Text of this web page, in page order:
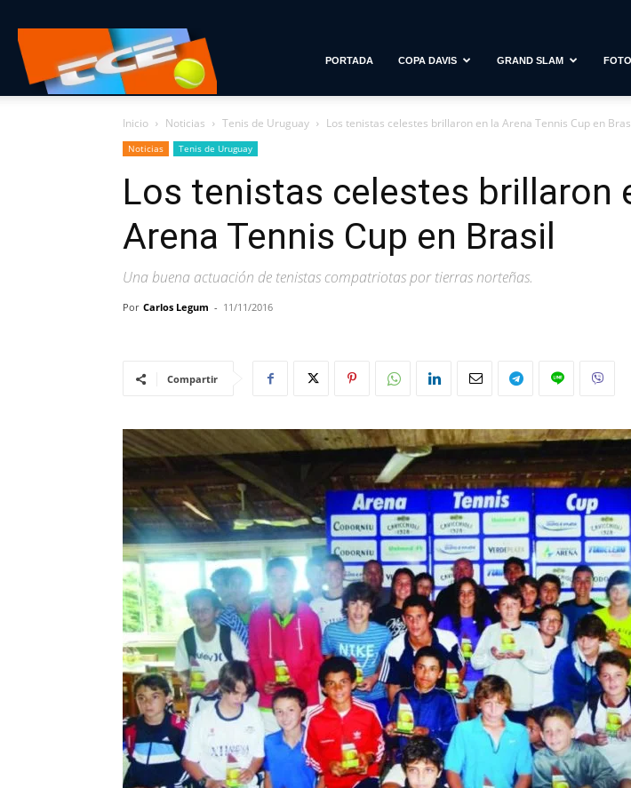
con
Estilo
PORTADA COPA DAVIS GRAND SLAM
Inicio Noticias Tenis de Uruguay Los tenistas celestes brillaron en la Arena Tennis Cup en
Noticias Tenis de Uruguay
Los tenistas celestes brillaron
Arena Tennis Cup en Brasil
Una buena actuación de tenistas compatriotas por tierras norteñas.
Por Carlos Legum - 11/11/2016
Compartir